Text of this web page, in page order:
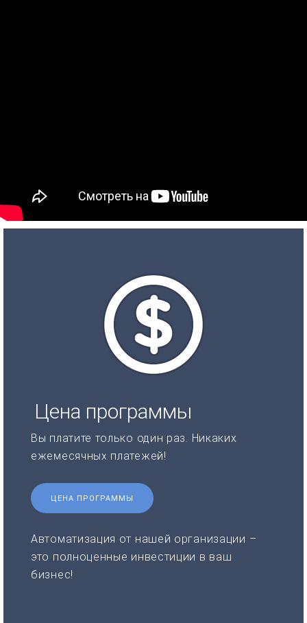
Цена программы
Вы платите только один раз. Никаких
ежемесячных платежей!
ЦЕНА ПРОГРАММЫ
Автоматизация от нашей организации –
это полноценные инвестиции в ваш
бизнес!